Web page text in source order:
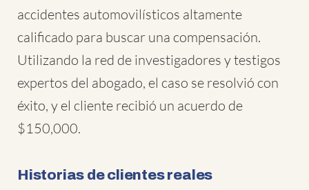
accidentes automovilísticos altamente
calificado para buscar una compensación.
Utilizando la red de investigadores y testigos
expertos del abogado, el caso se resolvió con
éxito, y el cliente recibió un acuerdo de
$150,000.
Historias de clientes reales